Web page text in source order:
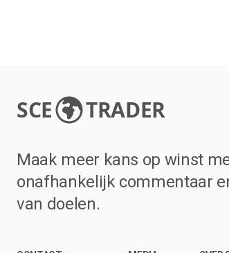
SCE TRADER
Maak meer kans op winst
onafhankelijk commentaar
van doelen.